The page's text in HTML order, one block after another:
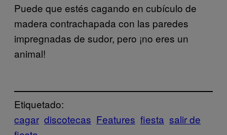
Puede que estés cagando en cubículo de
madera contrachapada con las paredes
impregnadas de sudor, pero ¡no eres un
animal!
Etiquetado:
cagar discotecas Features fiesta salir de